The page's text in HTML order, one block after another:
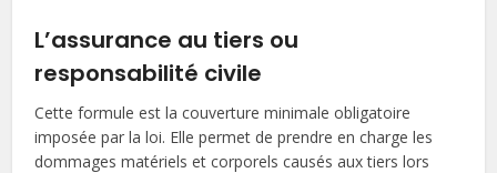
L’assurance au tiers ou
responsabilité civile
Cette formule est la couverture minimale obligatoire
imposée par la loi. Elle permet de prendre en charge les
dommages matériels et corporels causés aux tiers lors